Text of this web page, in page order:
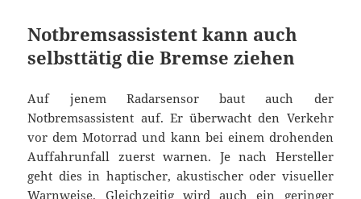
Notbremsassistent kann auch
selbsttätig die Bremse ziehen
Auf jenem Radarsensor baut auch der
Notbremsassistent auf. Er überwacht den Verkehr
vor dem Motorrad und kann bei einem drohenden
Auffahrunfall zuerst warnen. Je nach Hersteller
geht dies in haptischer, akustischer oder visueller
Warnweise. Gleichzeitig wird auch ein geringer